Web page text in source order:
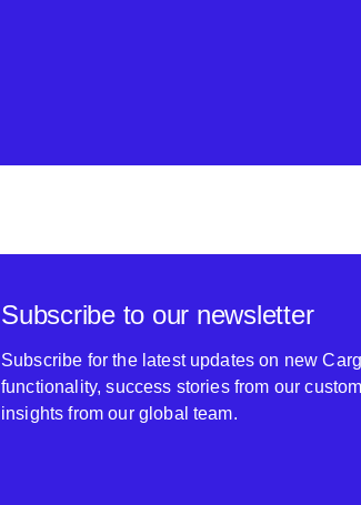
Subscribe to our newsletter
Subscribe for the latest updates on new
functionality, success stories from our
insights from our global team.